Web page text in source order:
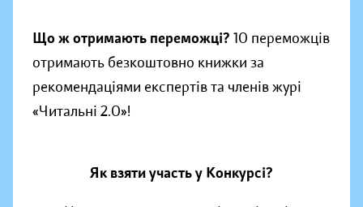
Що ж отримають переможці? 10 переможців
отримають безкоштовно книжки за
рекомендаціями експертів та членів журі
«Читальні 2.0»!
Як взяти участь у Конкурсі?